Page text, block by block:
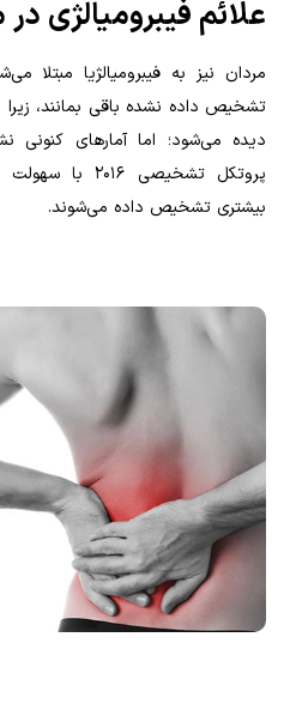
علائم فیبرومیالژی
مردان نیز به فیبرومیالژیا
تشخیص داده نشده باقی بمانند، زیرا
دیده می‌شود؛ اما آمارهای
پروتکل تشخیصی
بیشتری تشخیص داده می‌شوند.